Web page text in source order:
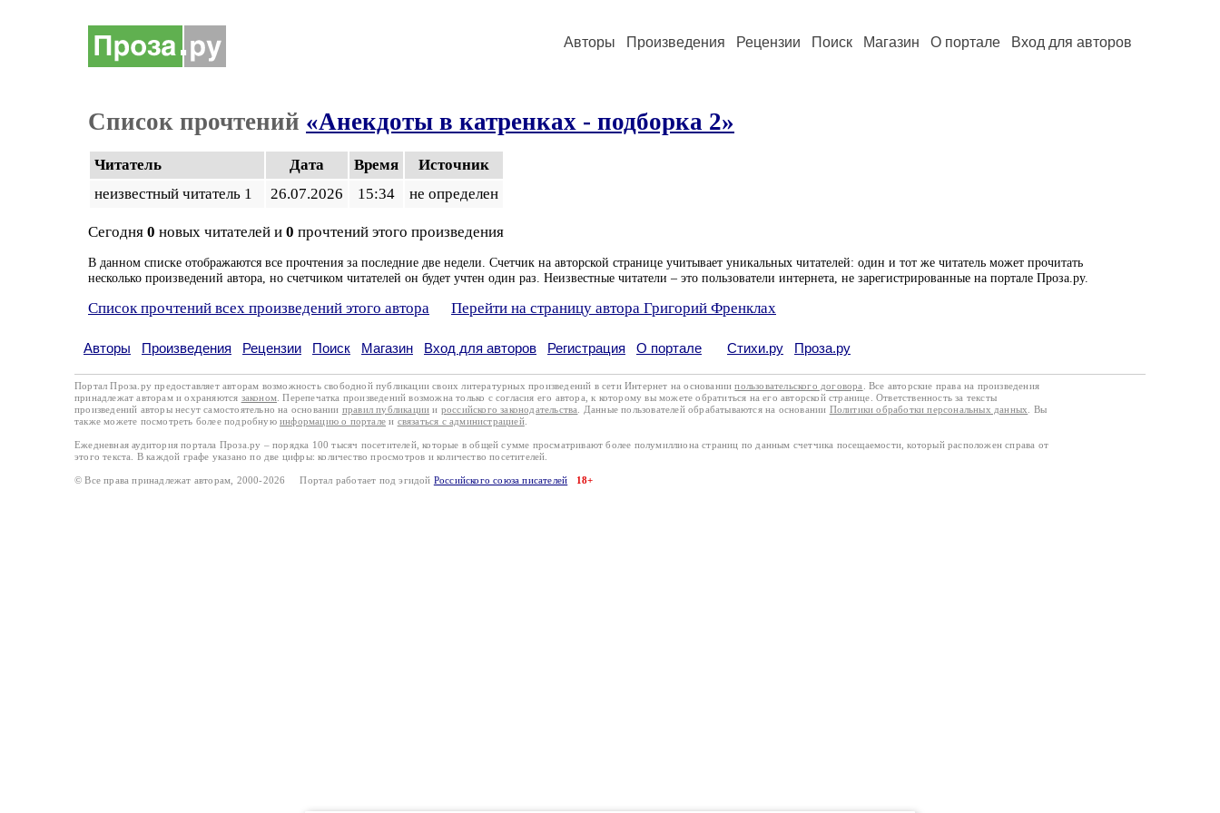
Авторы Произведения Рецензии Поиск Магазин О портале Вход для авторов
Список прочтений «Анекдоты в катренках - подборка 2»
Читатель Дата Время
Источник
неизвестный читатель 1
26.07.2026 15:34 не определен
Сегодня 0 новых читателей и 0 прочтений этого произведения
В данном списке отображаются все прочтения за последние две недели. Счетчик на авторской странице учитывает уникальных читателей: один и тот же читатель может прочитать
несколько произведений автора, но счетчиком читателей он будет учтен один раз. Неизвестные читатели – это пользователи интернета, не зарегистрированные на портале Проза.ру.
Список прочтений всех произведений этого автора Перейти на страницу автора Григорий Френклах
Авторы Произведения Рецензии Поиск Магазин Вход для авторов Регистрация О портале Стихи.ру Проза.ру
Портал Проза.ру предоставляет авторам возможность свободной публикации своих литературных произведений в сети Интернет на основаниипользовательского договора
. Все авторские права на произведения
принадлежат авторам и охраняются законом . Перепечатка произведений возможна только с согласия его автора, к которому вы можете обратиться на его авторской странице. Ответственность за тексты
произведений авторы несут самостоятельно на основании правил публикации и российского законодательства . Данные пользователей обрабатываются на основании Политики обработки персональных данных
. Вы
также можете посмотреть более подробную информацию о портале и связаться с администрацией.
Ежедневная аудитория портала Проза.ру – порядка 100 тысяч посетителей, которые в общей сумме просматривают более полумиллиона страниц по данным счетчика посещаемости, который расположен справа от
этого текста. В каждой графе указано по две цифры: количество просмотров и количество посетителей.
© Все права принадлежат авторам, 2000-2026 Портал работает под эгидой Российского союза писателей 18+